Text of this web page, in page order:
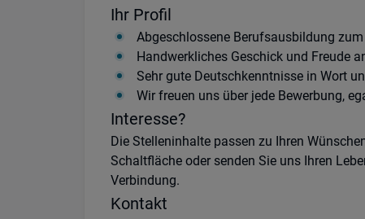
Ihr Profil
Abgeschlossene Berufsausbildung
Handwerkliches Geschick und Freude
Sehr gute Deutschkenntnisse in Wort
Wir freuen uns über jede Bewerbung,
Interesse?
Die Stelleninhalte passen zu Ihren
Schaltfläche oder senden Sie uns Ihren
Verbindung.
Kontakt